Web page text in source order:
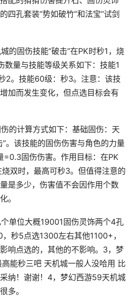
四孔套装“势如破竹”和法宝“试剑
的固伤技能“破击”在PK时秒1，烧
数量与技能等级关系如下：技能1
2。技能60级：秒3。注意：该技
加而发生变化，但点选目标会有
的计算方式如下：基础固伤：天
。该技能的固伤伤害与角色的力量
=0.3固伤伤害。作用目标：在PK
烧双时，最高可秒3。但值得注意的
是多少，伤害值不会因作用个数
。
单位大概19001固伤灵饰两个4孔
秒5点选1300左右其他1100+，
响点选的，其他的不影响。3，梦
能秒三吧 天机城一般人没哈用 比
纳！谢谢！4，梦幻西游59天机城
多。